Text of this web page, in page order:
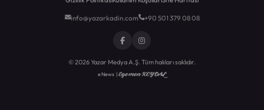
info@yazarkadin.com +90 501 379 08 08
© 2026 Yazar Medya A.Ş. Tüm hakları saklıdır.
eNews |Egemen KEYDAL